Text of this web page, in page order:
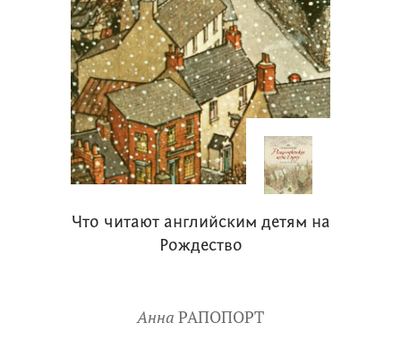
Что читают английским детям на
Рождество
Анна РАПОПОРТ